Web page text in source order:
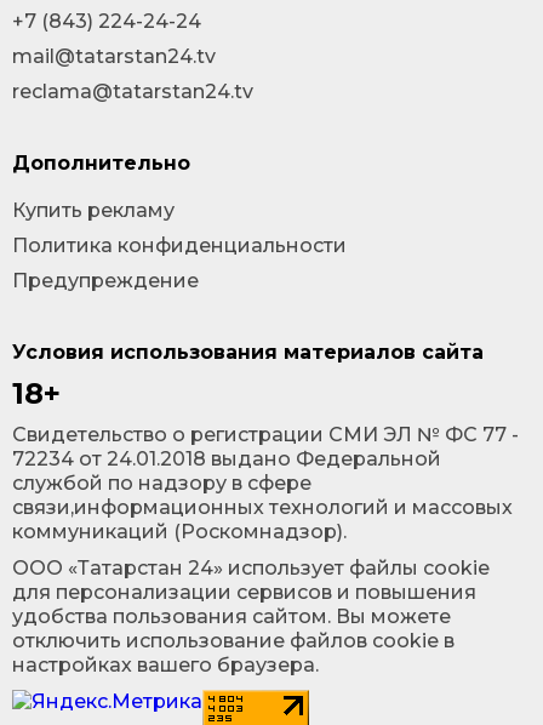
Условия использования материалов сайта
18+
Cвидетельство о регистрации СМИ ЭЛ № ФС 77 -
72234 от 24.01.2018 выдано Федеральной
службой по надзору в сфере
связи,информационных технологий и массовых
коммуникаций (Роскомнадзор).
ООО «Татарстан 24» использует файлы cookie
для персонализации сервисов и повышения
удобства пользования сайтом. Вы можете
отключить использование файлов cookie в
настройках вашего браузера.
+7 (843) 224-24-24
mail@tatarstan24.tv
reclama@tatarstan24.tv
Дополнительно
Купить рекламу
Политика конфиденциальности
Предупреждение